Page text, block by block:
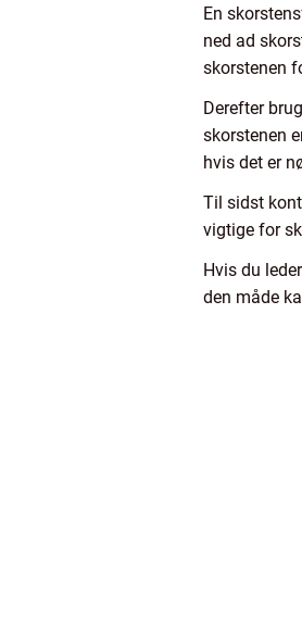
En
ned ad
skorstenen
Derefter
skorstenen
hvis det er
Til sidst
vigtige for
Hvis du
den måde